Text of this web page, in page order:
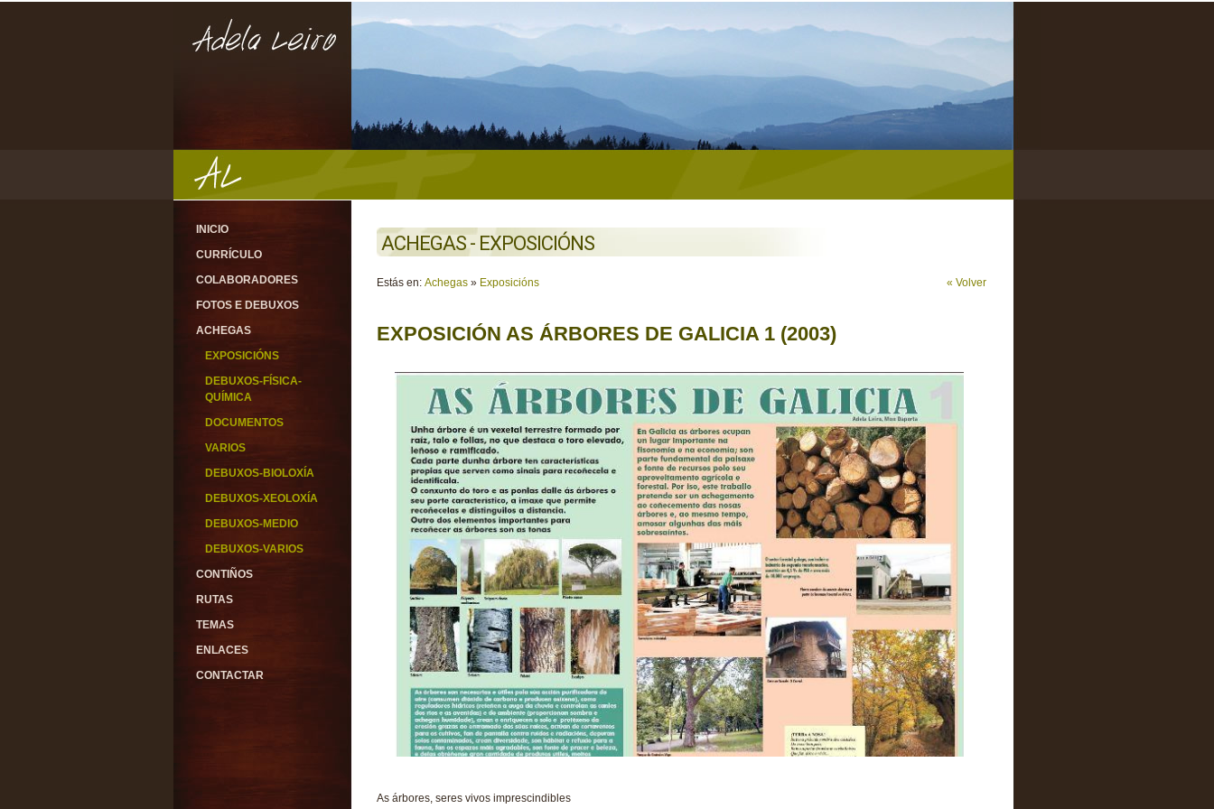
INICIO
CURRÍCULO
COLABORADORES
FOTOS E DEBUXOS
ACHEGAS
EXPOSICIÓNS
DEBUXOS-FÍSICA-
QUÍMICA
DOCUMENTOS
VARIOS
DEBUXOS-BIOLOXÍA
DEBUXOS-XEOLOXÍA
DEBUXOS-MEDIO
DEBUXOS-VARIOS
CONTIÑOS
RUTAS
TEMAS
ENLACES
CONTACTAR
ACHEGAS - EXPOSICIÓNS
« Volver
Estás en: Achegas » Exposicións
EXPOSICIÓN AS ÁRBORES DE GALICIA 1 (2003)
As árbores, seres vivos imprescindibles